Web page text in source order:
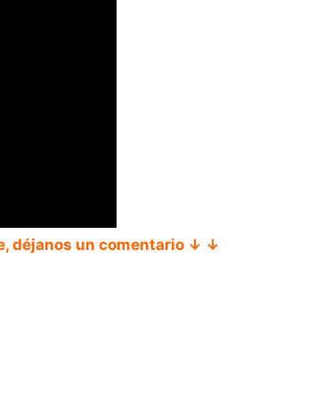
déjanos un comentario ↓ ↓